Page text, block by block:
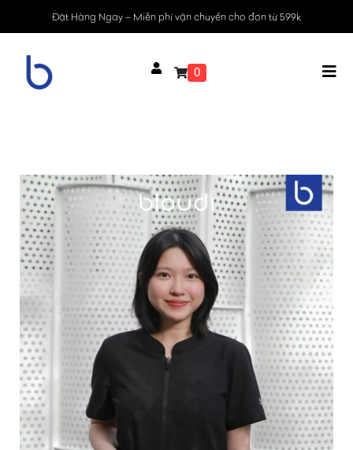
Đặt Hàng Ngay – Miễn phí vận chuyển cho đơn từ 599k
0